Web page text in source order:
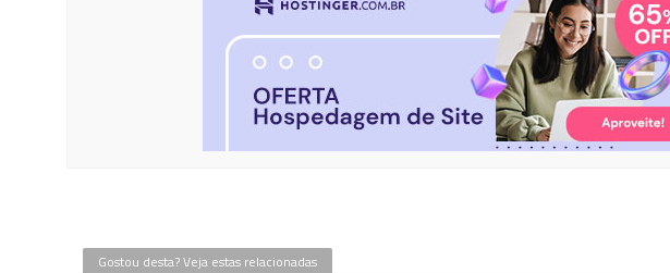
Gostou desta? Veja estas relacionadas